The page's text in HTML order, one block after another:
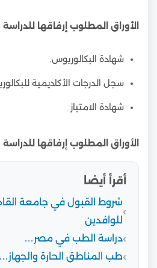
الأوراق المطلوب إرفاقها
شهادة البكالوريوس.
سجل الدرجات الأكاديمية
شهادة الامتياز.
الأوراق المطلوب إرفاقها للدراسة
أقرأ أيضا
شروط القبول في جامعة
للوافدين
دراسة الطب في مصر…
طب المناطق الحارة والجهاز…